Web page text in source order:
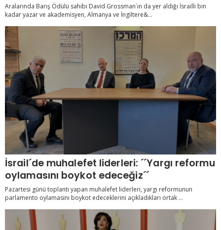
Aralarında Barış Ödülü sahibi David Grossman´ın da yer aldığı İsrailli bin
kadar yazar ve akademisyen, Almanya ve İngiltere&...
İsrail´de muhalefet liderleri: ´´Yargı reformu
oylamasını boykot edeceğiz´´
Pazartesi günü toplantı yapan muhalefet liderleri, yargı reformunun
parlamento oylamasını boykot edeceklerini açıkladıkları ortak ...